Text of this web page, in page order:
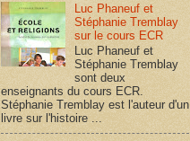
Luc Phaneuf et
Stéphanie Tremblay
sur le cours ECR
Luc Phaneuf et
Stéphanie Tremblay
sont deux
enseignants du cours ECR.
Stéphanie Tremblay est l'auteur d'un
livre sur l'histoire ...